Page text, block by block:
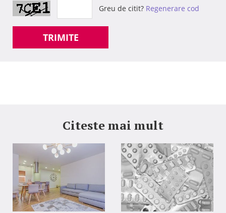
Greu de citit? Regenerare cod
TRIMITE
Citeste mai mult